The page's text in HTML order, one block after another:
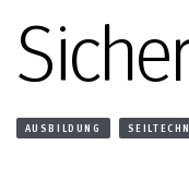
AUSBILDUNG